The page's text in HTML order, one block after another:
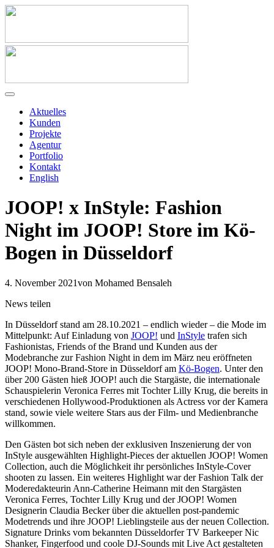
Aktuelles
Kunden
Projekte
Agentur
Portfolio
Kontakt
English
JOOP! x InStyle: Fashion
Night im JOOP! Store im Kö-
Bogen in Düsseldorf
4. November 2021von Mohamed Bensaleh
News teilen
In Düsseldorf stand am 28.10.2021 – endlich wieder – die Mode im
Mittelpunkt: Auf Einladung von JOOP! und InStyle trafen sich
Fashionistas, Friends of the Brand und Kunden aus der
Modebranche zur Fashion Night in dem im März neu eröffneten
JOOP! Mono-Brand-Store in Düsseldorf am Kö-Bogen. Unter den
über 200 Gästen hieß JOOP! auch die Stargäste, die internationale
Schauspielerin Veronica Ferres mit Tochter Lilly Krug, die bereits in
verschiedenen Hollywood-Produktionen als Actress vor der Kamera
stand, sowie viele weitere Stars aus der Film- und Medienbranche
willkommen.
Den Gästen bot sich neben der exklusiven Inszenierung der von
InStyle ausgewählten Highlight-Pieces der aktuellen JOOP! Women
Collection, auch die Möglichkeit ihr persönliches InStyle-Cover
shooten zu lassen. Ein weiteres Highlight war der Fashion Talk der
Moderedakteurin Ann-Catherine Heimann mit den Stargästen
Veronica Ferres, Tochter Lilly Krug und der JOOP! Women
Designerin Claudia Becker über die aktuellen post-pandemic
Modetrends und ihre JOOP! Lieblingsteile aus der neuen Collection.
Signature Drinks vom bekannten Düsseldorfer TV Barkeeper Nic
Shanker, Fingerfood und coole DJ-Sounds mit Live Act gestalteten